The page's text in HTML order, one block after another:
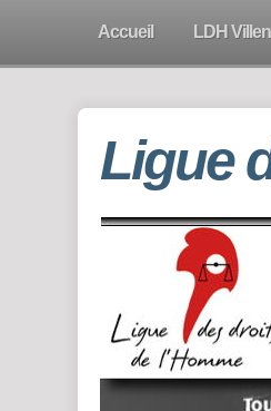
Accueil LDH
Ligue